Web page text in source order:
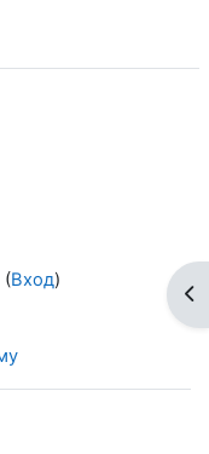
(Вход)